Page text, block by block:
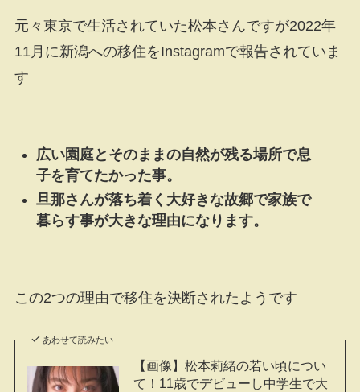
元々東京で生活されていた松本さんですが2022年
11月に新潟への移住をInstagramで報告されていま
す
広い園庭とそのままの自然が残る場所で息
子を育てたかった事。
旦那さんが落ち着く大好きな故郷で家族で
暮らす事が大きな理由になります。
この2つの理由で移住を決断されたようです
あわせて読みたい
【画像】松本莉緒の若い頃につい
て！11歳でデビューし中学生で大